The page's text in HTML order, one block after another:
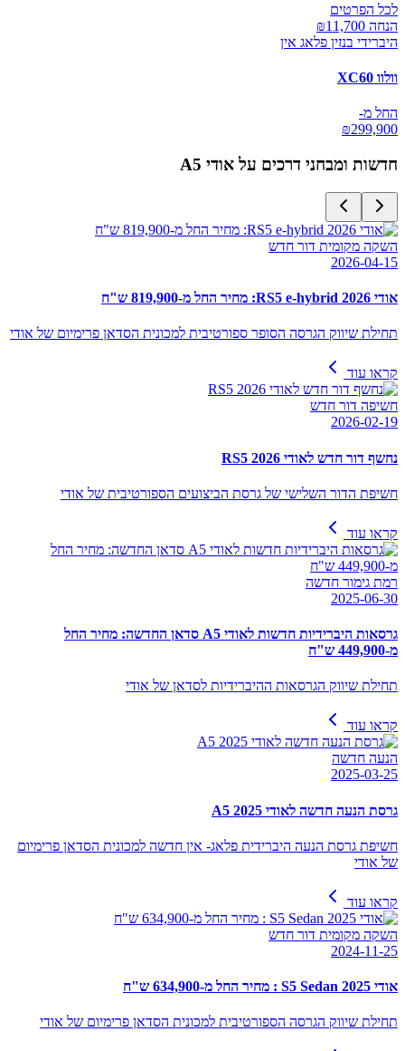
לכל הפרטים
הנחה ₪ 11,700
היברידי בנזין פלאג אין
וולוו XC60
החל מ-
₪299,900
חדשות ומבחני דרכים על אודי A5
השקה מקומית דור חדש
2026-04-15
אודי RS5 e-hybrid 2026: מחיר החל מ-819,900 ש"ח
תחילת שיווק הגרסה הסופר ספורטיבית למכונית הסדאן פרימיום של אודי
קראו עוד
חשיפה דור חדש
2026-02-19
נחשף דור חדש לאודי RS5 2026
חשיפת הדור השלישי של גרסת הביצועים הספורטיבית של אודי
קראו עוד
רמת גימור חדשה
2025-06-30
גרסאות היברידיות חדשות לאודי A5 סדאן החדשה: מחיר החל
מ-449,900 ש"ח
תחילת שיווק הגרסאות ההיברידיות לסדאן של אודי
קראו עוד
הנעה חדשה
2025-03-25
גרסת הנעה חדשה לאודי A5 2025
חשיפת גרסת הנעה היברידית פלאג- אין חדשה למכונית הסדאן פרימיום
של אודי
קראו עוד
השקה מקומית דור חדש
2024-11-25
אודי S5 Sedan 2025 : מחיר החל מ-634,900 ש"ח
תחילת שיווק הגרסה הספורטיבית למכונית הסדאן פרימיום של אודי